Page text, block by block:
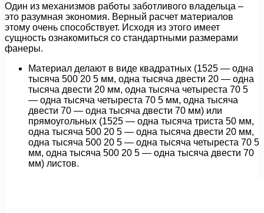
Один из механизмов работы заботливого владельца –
это разумная экономия. Верный расчет материалов
этому очень способствует. Исходя из этого имеет
сущность ознакомиться со стандартными размерами
фанеры.
Материал делают в виде квадратных (1525 — одна
тысяча 500 20 5 мм, одна тысяча двести 20 — одна
тысяча двести 20 мм, одна тысяча четыреста 70 5
— одна тысяча четыреста 70 5 мм, одна тысяча
двести 70 — одна тысяча двести 70 мм) или
прямоугольных (1525 — одна тысяча триста 50 мм,
одна тысяча 500 20 5 — одна тысяча двести 20 мм,
одна тысяча 500 20 5 — одна тысяча четыреста 70 5
мм, одна тысяча 500 20 5 — одна тысяча двести 70
мм) листов.